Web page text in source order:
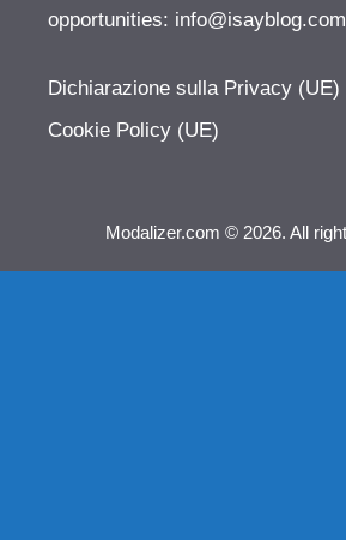
opportunities:
Dichiarazione sulla Privacy (UE)
Cookie Policy (UE)
Modalizer.com © 2026. All